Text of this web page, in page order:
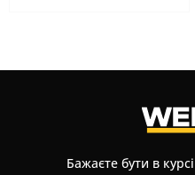
Бажаєте бути в